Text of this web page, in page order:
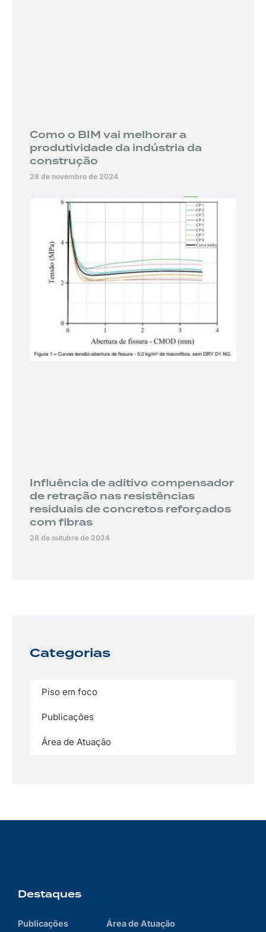
Como o BIM vai melhorar a
produtividade da indústria da
construção
28 de novembro de 2024
Influência de aditivo compensador
de retração nas resistências
residuais de concretos reforçados
com fibras
28 de outubro de 2024
Categorias
Piso em foco
Publicações
Área de Atuação
Destaques
Publicações Área de Atuação